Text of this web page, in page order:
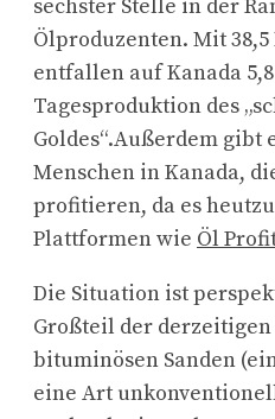
sechster Stelle in der
Ölproduzenten. Mit
entfallen auf Kanada
Tagesproduktion des
Goldes“.Außerdem gibt
Menschen in Kanada,
profitieren, da es
Plattformen wie Öl
Die Situation ist
Großteil der derzeitigen
bituminösen Sanden
eine Art